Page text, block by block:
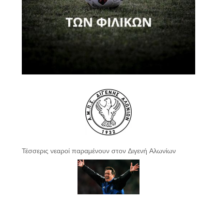
Τέσσερις νεαροί παραμένουν στον Διγενή Αλωνίων